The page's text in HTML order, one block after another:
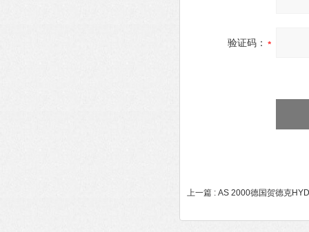
验证码：
上一篇 : AS 2000德国贺德克